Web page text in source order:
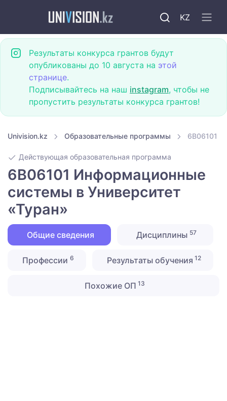
KZ
Результаты конкурса грантов будут
опубликованы до 10 августа на этой
странице.
Подписывайтесь на наш instagram, чтобы не
пропустить результаты конкурса грантов!
Univision.kz Образовательные программы 6B06101
Действующая образовательная программа
6B06101 Информационные
системы в Университет
«Туран»
Общие сведения Дисциплины 57
Профессии 6 Результаты обучения 12
Похожие ОП 13